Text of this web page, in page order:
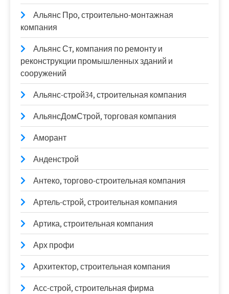
Альянс Про, строительно-монтажная
компания
Альянс Ст, компания по ремонту и
реконструкции промышленных зданий и
сооружений
Альянс-строй34, строительная компания
АльянсДомСтрой, торговая компания
Аморант
Анденстрой
Антеко, торгово-строительная компания
Артель-строй, строительная компания
Артика, строительная компания
Арх профи
Архитектор, строительная компания
Асс-строй, строительная фирма